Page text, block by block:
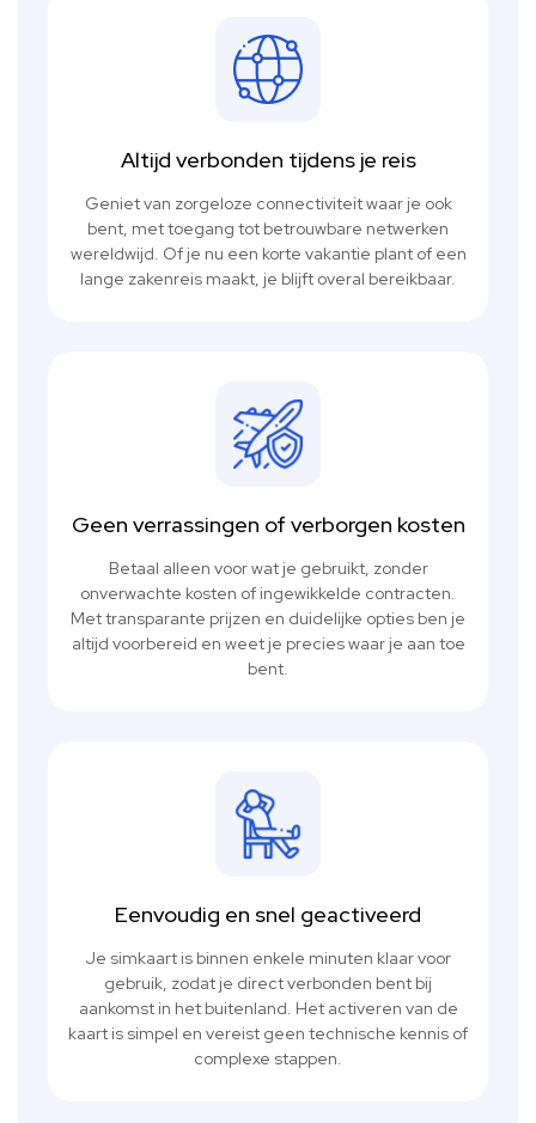
Altijd verbonden tijdens je reis
Geniet van zorgeloze connectiviteit waar je ook
bent, met toegang tot betrouwbare netwerken
wereldwijd. Of je nu een korte vakantie plant of een
lange zakenreis maakt, je blijft overal bereikbaar.
Geen verrassingen of verborgen kosten
Betaal alleen voor wat je gebruikt, zonder
onverwachte kosten of ingewikkelde contracten.
Met transparante prijzen en duidelijke opties ben je
altijd voorbereid en weet je precies waar je aan toe
bent.
Eenvoudig en snel geactiveerd
Je simkaart is binnen enkele minuten klaar voor
gebruik, zodat je direct verbonden bent bij
aankomst in het buitenland. Het activeren van de
kaart is simpel en vereist geen technische kennis of
complexe stappen.